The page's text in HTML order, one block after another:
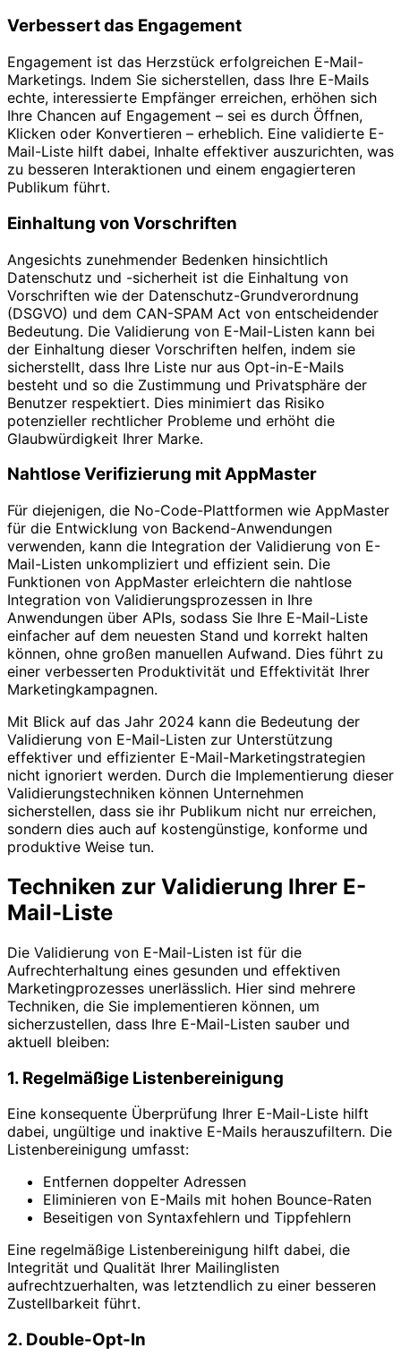
Verbessert das Engagement
Engagement ist das Herzstück erfolgreichen E-Mail-
Marketings. Indem Sie sicherstellen, dass Ihre E-Mails
echte, interessierte Empfänger erreichen, erhöhen sich
Ihre Chancen auf Engagement – ​​sei es durch Öffnen,
Klicken oder Konvertieren – erheblich. Eine validierte E-
Mail-Liste hilft dabei, Inhalte effektiver auszurichten, was
zu besseren Interaktionen und einem engagierteren
Publikum führt.
Einhaltung von Vorschriften
Angesichts zunehmender Bedenken hinsichtlich
Datenschutz und -sicherheit ist die Einhaltung von
Vorschriften wie der Datenschutz-Grundverordnung
(DSGVO) und dem CAN-SPAM Act von entscheidender
Bedeutung. Die Validierung von E-Mail-Listen kann bei
der Einhaltung dieser Vorschriften helfen, indem sie
sicherstellt, dass Ihre Liste nur aus Opt-in-E-Mails
besteht und so die Zustimmung und Privatsphäre der
Benutzer respektiert. Dies minimiert das Risiko
potenzieller rechtlicher Probleme und erhöht die
Glaubwürdigkeit Ihrer Marke.
Nahtlose Verifizierung mit AppMaster
Für diejenigen, die No-Code-Plattformen wie AppMaster
für die Entwicklung von Backend-Anwendungen
verwenden, kann die Integration der Validierung von E-
Mail-Listen unkompliziert und effizient sein. Die
Funktionen von AppMaster erleichtern die nahtlose
Integration von Validierungsprozessen in Ihre
Anwendungen über APIs, sodass Sie Ihre E-Mail-Liste
einfacher auf dem neuesten Stand und korrekt halten
können, ohne großen manuellen Aufwand. Dies führt zu
einer verbesserten Produktivität und Effektivität Ihrer
Marketingkampagnen.
Mit Blick auf das Jahr 2024 kann die Bedeutung der
Validierung von E-Mail-Listen zur Unterstützung
effektiver und effizienter E-Mail-Marketingstrategien
nicht ignoriert werden. Durch die Implementierung dieser
Validierungstechniken können Unternehmen
sicherstellen, dass sie ihr Publikum nicht nur erreichen,
sondern dies auch auf kostengünstige, konforme und
produktive Weise tun.
Techniken zur Validierung Ihrer E-
Mail-Liste
Die Validierung von E-Mail-Listen ist für die
Aufrechterhaltung eines gesunden und effektiven
Marketingprozesses unerlässlich. Hier sind mehrere
Techniken, die Sie implementieren können, um
sicherzustellen, dass Ihre E-Mail-Listen sauber und
aktuell bleiben:
1. Regelmäßige Listenbereinigung
Eine konsequente Überprüfung Ihrer E-Mail-Liste hilft
dabei, ungültige und inaktive E-Mails herauszufiltern. Die
Listenbereinigung umfasst:
Entfernen doppelter Adressen
Eliminieren von E-Mails mit hohen Bounce-Raten
Beseitigen von Syntaxfehlern und Tippfehlern
Eine regelmäßige Listenbereinigung hilft dabei, die
Integrität und Qualität Ihrer Mailinglisten
aufrechtzuerhalten, was letztendlich zu einer besseren
Zustellbarkeit führt.
2. Double-Opt-In